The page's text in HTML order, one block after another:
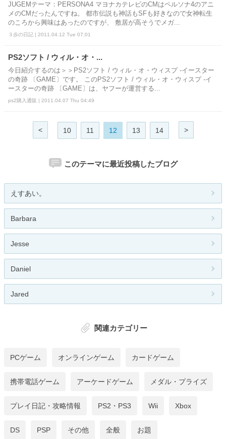
JUGEMテーマ：PERSONA4 マヨナカテレビのCMはペルソナ4のアニ
メのCMだったんですね。 都市伝説も神話もSFも好きなので女神転生
のころから興味はあったのですが、 敷居が高そうでメガ...
３歩の日記 | 2011.04.12 Tue 07:01
PS2ソフト / ウィル・オ・...
今日紹介するのは＞＞PS2ソフト / ウィル・オ・ウィスプ -イースター
の奇跡 〔GAME〕です。 このPS2ソフト / ウィル・オ・ウィスプ -イ
ースターの奇跡 〔GAME〕は、ヤフーが運営する...
ps2購入通販 | 2011.04.07 Thu 04:49
< 10 11 12 13 14 >
このテーマに最近投稿したブログ
えすあい。
Barbara
Jesse
Daniel
Jared
関連カテゴリー
PCゲーム オンラインゲーム カードゲーム
携帯電話ゲーム アーケードゲーム メダル・プライズ
プレイ日記・攻略情報 PS2・PS3 Wii Xbox
DS PSP その他 全般 お題